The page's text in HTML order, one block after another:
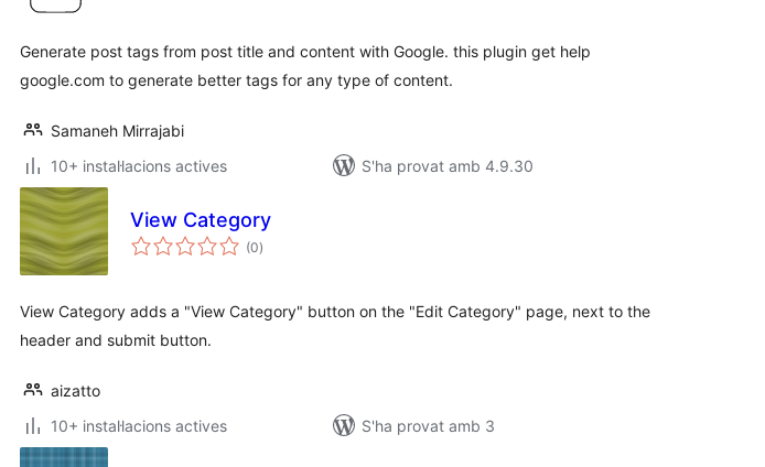
Generate post tags from post title and content with Google. this plugin get help
google.com to generate better tags for any type of content.
Samaneh Mirrajabi
10+ instal·lacions actives
S'ha provat amb 4.9.30
View Category
(0puntuacions
totals
)
View Category adds a "View Category" button on the "Edit Category" page, next to the
header and submit button.
aizatto
10+ instal·lacions actives
S'ha provat amb 3